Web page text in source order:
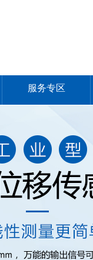
服务专区